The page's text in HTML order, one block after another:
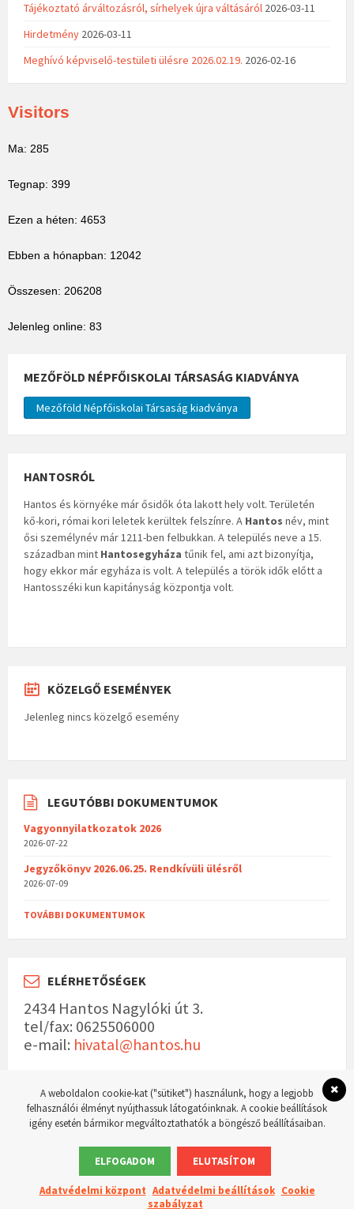
Tájékoztató árváltozásról, sírhelyek újra váltásáról 2026-03-11
Hirdetmény 2026-03-11
Meghívó képviselő-testületi ülésre 2026.02.19. 2026-02-16
Visitors
Ma: 285
Tegnap: 399
Ezen a héten: 4653
Ebben a hónapban: 12042
Összesen: 206208
Jelenleg online: 83
MEZŐFÖLD NÉPFŐISKOLAI TÁRSASÁG KIADVÁNYA
Mezőföld Népfőiskolai Társaság kiadványa
HANTOSRÓL
Hantos és környéke már ősidők óta lakott hely volt. Területén
kő-kori, római kori leletek kerültek felszínre. A Hantos név, mint
ősi személynév már 1211-ben felbukkan. A település neve a 15.
században mint Hantosegyháza tűnik fel, ami azt bizonyítja,
hogy ekkor már egyháza is volt. A település a török idők előtt a
Hantosszéki kun kapitányság központja volt.
KÖZELGŐ ESEMÉNYEK
Jelenleg nincs közelgő esemény
LEGUTÓBBI DOKUMENTUMOK
Vagyonnyilatkozatok 2026
2026-07-22
Jegyzőkönyv 2026.06.25. Rendkívüli ülésről
2026-07-09
TOVÁBBI DOKUMENTUMOK
ELÉRHETŐSÉGEK
2434 Hantos Nagylóki út 3.
tel/fax: 0625506000
e-mail: hivatal@hantos.hu
© 2023 Hantos község hivatalos weboldala Készítette:WordPress Master weboldal
A weboldalon cookie-kat ("sütiket") használunk, hogy a legjobb
felhasználói élményt nyújthassuk látogatóinknak. A cookie beállítások
igény esetén bármikor megváltoztathatók a böngésző beállításaiban.
ELFOGADOM ELUTASÍTOM
Adatvédelmi központ Adatvédelmi beállítások Cookie
szabályzat